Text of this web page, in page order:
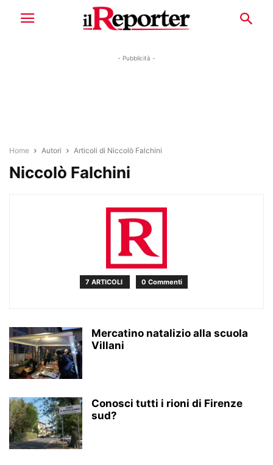
- Pubblicità -
Home Autori Articoli di Niccolò Falchini
Niccolò Falchini
7 ARTICOLI 0 Commenti
Mercatino natalizio alla scuola
Villani
Conosci tutti i rioni di Firenze
sud?